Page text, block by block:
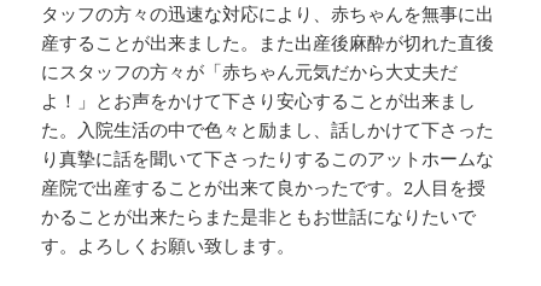
タッフの方々の迅速な対応により、赤ちゃんを無事に出
産することが出来ました。また出産後麻酔が切れた直後
にスタッフの方々が「赤ちゃん元気だから大丈夫だ
よ！」とお声をかけて下さり安心することが出来まし
た。入院生活の中で色々と励まし、話しかけて下さった
り真摯に話を聞いて下さったりするこのアットホームな
産院で出産することが出来て良かったです。2人目を授
かることが出来たらまた是非ともお世話になりたいで
す。よろしくお願い致します。